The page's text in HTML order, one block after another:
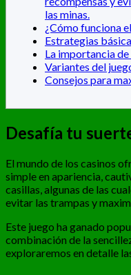
las minas.
¿Cómo funciona
Estrategias
La importancia
Variantes del
Consejos para
Desafía tu
El mundo de los casinos
simple en apariencia,
casillas, algunas de las
evitar las trampas y
Este juego ha ganado
combinación de la
exploraremos en detalle